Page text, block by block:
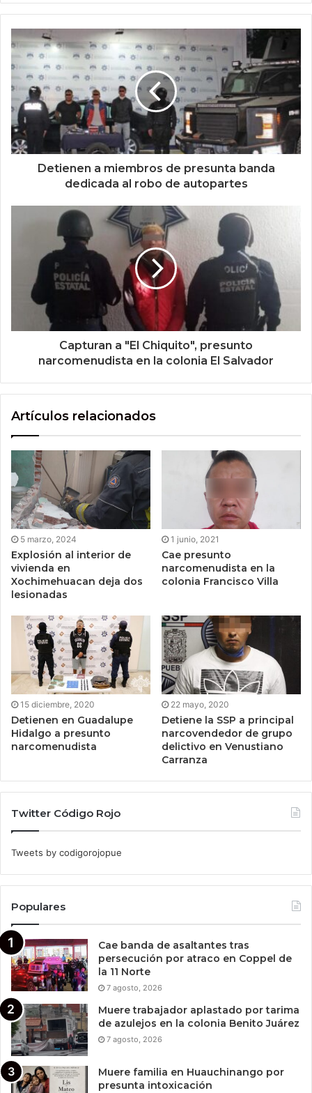
Detienen a miembros de presunta banda
dedicada al robo de autopartes
Capturan a "El Chiquito", presunto
narcomenudista en la colonia El Salvador
Artículos relacionados
5 marzo, 2024
Explosión al interior de
vivienda en
Xochimehuacan deja dos
lesionadas
1 junio, 2021
Cae presunto
narcomenudista en la
colonia Francisco Villa
15 diciembre, 2020
Detienen en Guadalupe
Hidalgo a presunto
narcomenudista
22 mayo, 2020
Detiene la SSP a principal
narcovendedor de grupo
delictivo en Venustiano
Carranza
Twitter Código Rojo
Tweets by codigorojopue
Populares
Cae banda de asaltantes tras
persecución por atraco en Coppel de
la 11 Norte
7 agosto, 2026
Muere trabajador aplastado por tarima
de azulejos en la colonia Benito Juárez
7 agosto, 2026
Muere familia en Huauchinango por
presunta intoxicación